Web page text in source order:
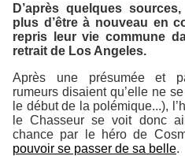
D’après quelques
plus d’être à nouveau en
repris leur vie commune
retrait de Los Angeles.
Après une présumée et
rumeurs disaient qu’elle ne
le début de la polémique...),
le Chasseur se voit donc
chance par le héro de
pouvoir se passer de sa belle.